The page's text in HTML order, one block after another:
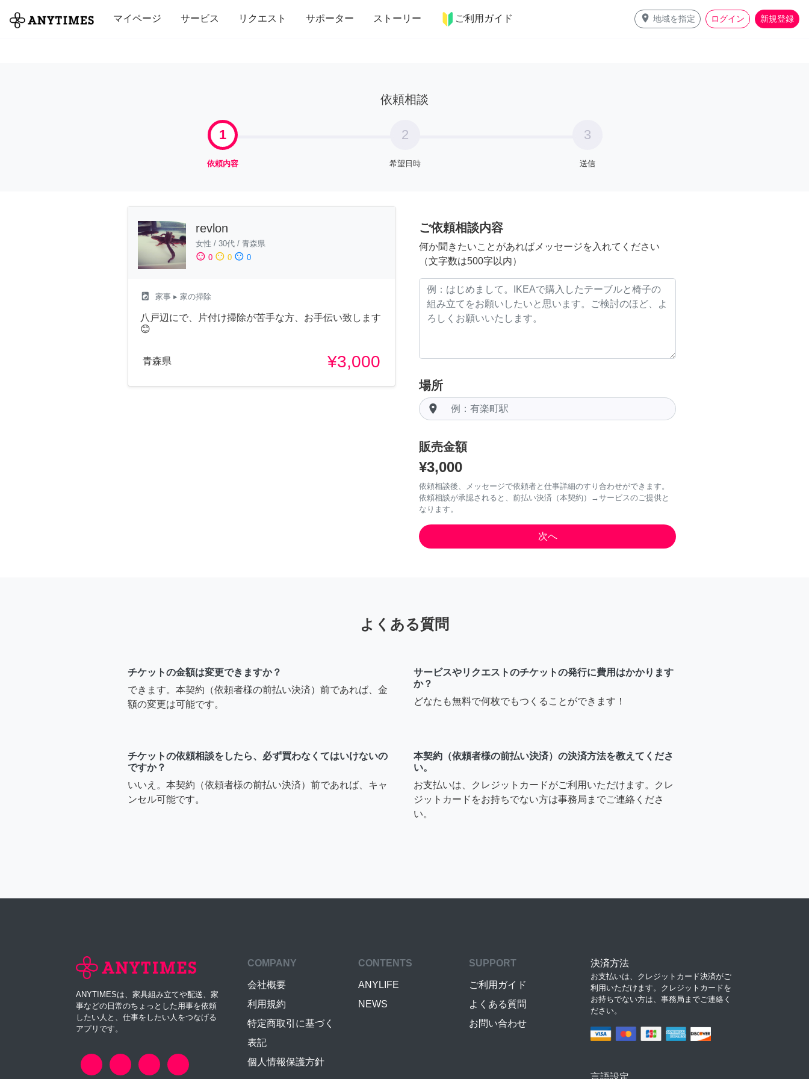
マイページ サービス リクエスト サポーター ストーリー ご利用ガイド place 地域を指定 ログイン 新規登録
全て 修理・組立 家事 引っ越し インテリア 趣味・習い事 ペット 料理
依頼相談
1
依頼内容
2
希望日時
3
送信
revlon
女性 / 30代 / 青森県
sentiment_satisfied 0 sentiment_neutral 0 sentiment_dissatisfied 0
local_laundry_service 家事 ▸ 家の掃除
八戸辺にで、片付け掃除が苦手な方、お手伝い致します
😊
青森県 ¥3,000
ご依頼相談内容
何か聞きたいことがあればメッセージを入れてください
（文字数は500字以内）
場所
room
販売金額
¥3,000
依頼相談後、メッセージで依頼者と仕事詳細のすり合わせができます。
依頼相談が承認されると、前払い決済（本契約）→サービスのご提供と
なります。
よくある質問
チケットの金額は変更できますか？
できます。本契約（依頼者様の前払い決済）前であれば、金
額の変更は可能です。
サービスやリクエストのチケットの発行に費用はかかります
か？
どなたも無料で何枚でもつくることができます！
チケットの依頼相談をしたら、必ず買わなくてはいけないの
ですか？
いいえ。本契約（依頼者様の前払い決済）前であれば、キャ
ンセル可能です。
本契約（依頼者様の前払い決済）の決済方法を教えてくださ
い。
お支払いは、クレジットカードがご利用いただけます。クレ
ジットカードをお持ちでない方は事務局までご連絡くださ
い。
ANYTIMESは、家具組み立てや配送、家
事などの日常のちょっとした用事を依頼
したい人と、仕事をしたい人をつなげる
アプリです。
COMPANY
会社概要
利用規約
特定商取引に基づく
表記
個人情報保護方針
CONTENTS
ANYLIFE
NEWS
SUPPORT
ご利用ガイド
よくある質問
お問い合わせ
決済方法
お支払いは、クレジットカード決済がご
利用いただけます。クレジットカードを
お持ちでない方は、事務局までご連絡く
ださい。
言語設定